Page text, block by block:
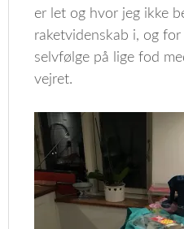
er let og hvor jeg ikke
raketvidenskab i, og for
selvfølge på lige fod
vejret.